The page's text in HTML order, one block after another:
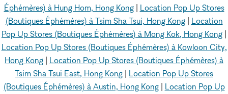
Éphémères) à Hung Hom, Hong Kong| Location Pop Up Stores
(Boutiques Éphémères) à Tsim Sha Tsui, Hong Kong| Location
Pop Up Stores (Boutiques Éphémères) à Mong Kok, Hong Kong
Location Pop Up Stores (Boutiques Éphémères) à Kowloon City,
Hong Kong
Location Pop Up Stores (Boutiques Éphémères) à
Tsim Sha Tsui East, Hong Kong
Location Pop Up Stores
(Boutiques Éphémères) à Austin, Hong Kong| Location Pop Up